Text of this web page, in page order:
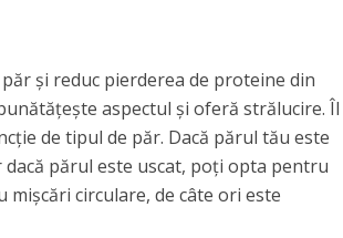
şi reduc pierderea de proteine din
aspectul şi oferă strălucire. Îl
de tipul de păr. Dacă părul tău este
părul este uscat, poţi opta pentru
circulare, de câte ori este